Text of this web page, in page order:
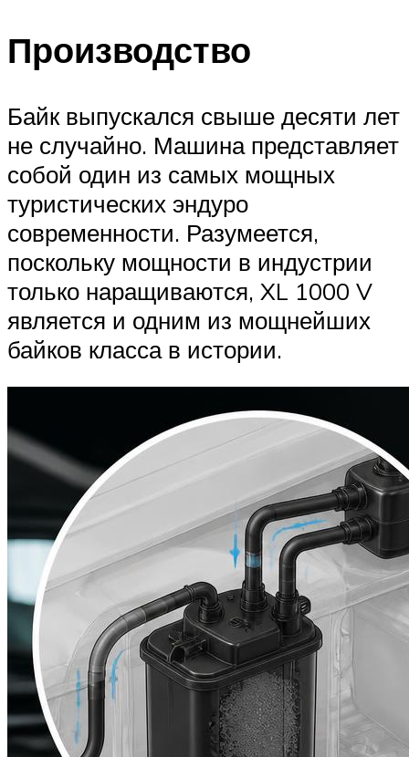
Производство
Байк выпускался свыше десяти лет
не случайно. Машина представляет
собой один из самых мощных
туристических эндуро
современности. Разумеется,
поскольку мощности в индустрии
только наращиваются, XL 1000 V
является и одним из мощнейших
байков класса в истории.